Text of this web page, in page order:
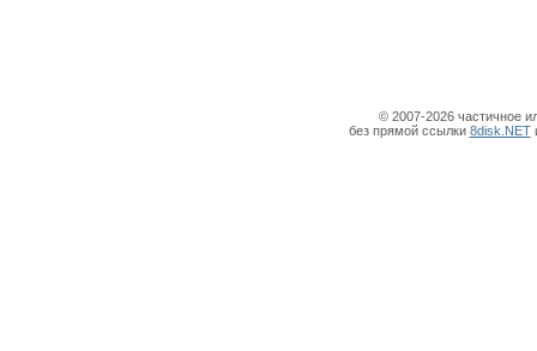
© 2007-2026 частичное
без прямой ссылки 8disk.NET